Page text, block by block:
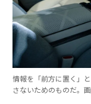
情報を「前方に置く」
さないためのものだ。